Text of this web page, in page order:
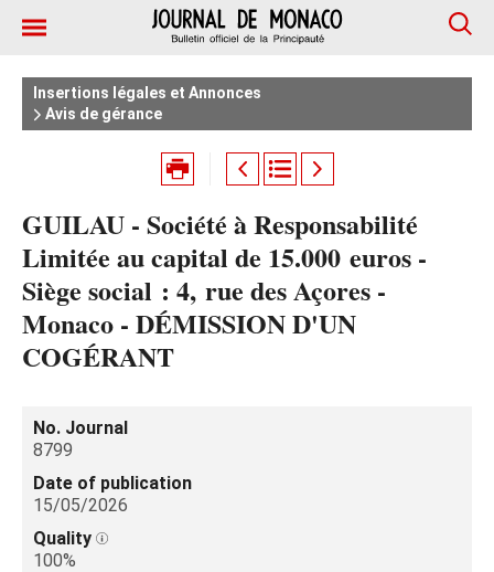
Insertions légales et Annonces
Avis de gérance
GUILAU - Société à Responsabilité
Limitée au capital de 15.000 euros -
Siège social : 4, rue des Açores -
Monaco - DÉMISSION D'UN
COGÉRANT
No. Journal
8799
Date of publication
15/05/2026
Quality
100%